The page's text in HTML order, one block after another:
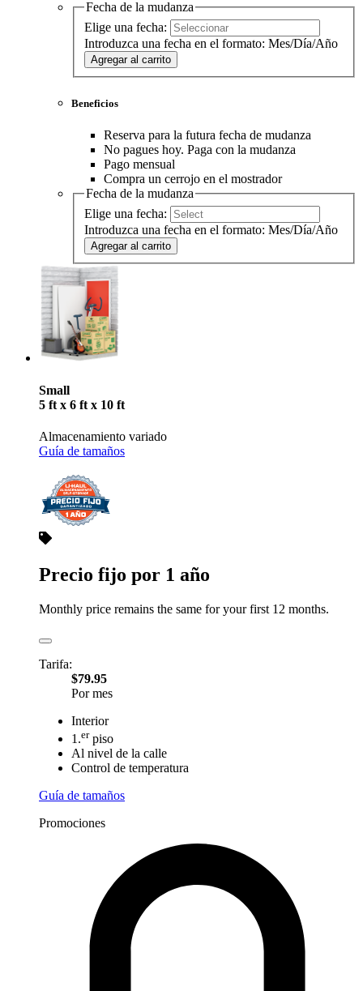
Fecha de la mudanza
Elige una fecha:
Introduzca una fecha en el formato: Mes/Día/Año
Agregar al carrito
Beneficios
Reserva para la futura fecha de mudanza
No pagues hoy. Paga con la mudanza
Pago mensual
Compra un cerrojo en el mostrador
Fecha de la mudanza
Elige una fecha:
Introduzca una fecha en el formato: Mes/Día/Año
Agregar al carrito
Small
5 ft x 6 ft x 10 ft
Almacenamiento variado
Guía de tamaños
Precio fijo por 1 año
Monthly price remains the same for your first 12 months.
Tarifa:
$79.95
Por mes
Interior
1.erpiso
Al nivel de la calle
Control de temperatura
Guía de tamaños
Promociones